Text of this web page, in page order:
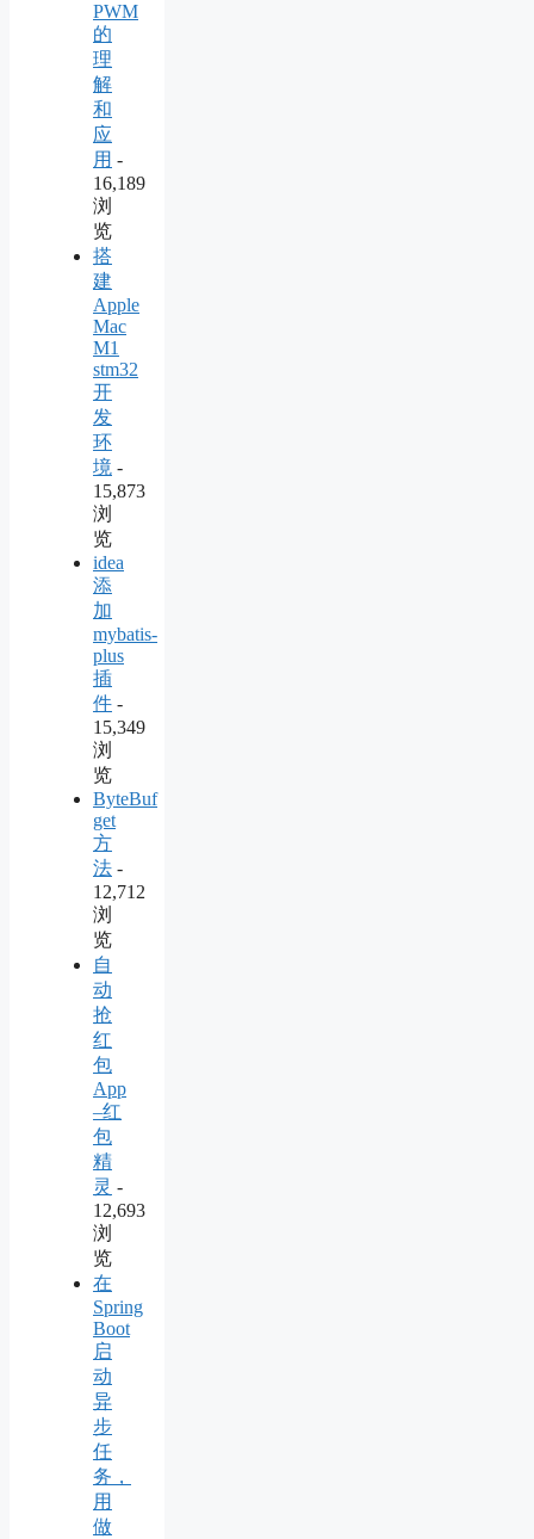
PWM
的
理
解
和
应
用 -
16,189
浏
览
搭
建
Apple
Mac
M1
stm32
开
发
环
境 -
15,873
浏
览
idea
添
加
mybatis-
plus
插
件 -
15,349
浏
览
ByteBuf
get
方
法 -
12,712
浏
览
自
动
抢
红
包
App
–红
包
精
灵 -
12,693
浏
览
在
Spring
Boot
启
动
异
步
任
务，
用
做